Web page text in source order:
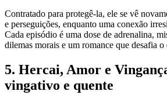
Contratado para protegê-la, ele se vê
e perseguições, enquanto uma conexão
Cada episódio é uma dose de adrenalina,
dilemas morais e um romance que desafia o
5. Hercai, Amor e
vingativo e quente